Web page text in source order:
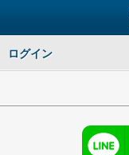
ログイン